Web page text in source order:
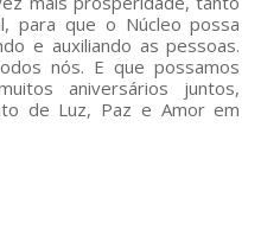
para que o Núcleo possa
e auxiliando as pessoas.
nós. E que possamos
aniversários juntos,
de Luz, Paz e Amor em